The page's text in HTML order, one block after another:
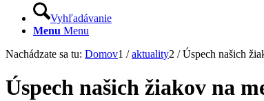
Vyhľadávanie
Menu Menu
Nachádzate sa tu: Domov1 / aktuality2 / Úspech našich
Úspech našich žiakov na